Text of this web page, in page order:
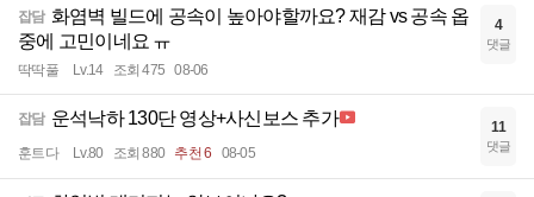
잡담 화염벽 빌드에 공속이 높아야할까요? 재감 vs 공속 옵
중에 고민이네요 ㅠ
딱딱풀 Lv.14 조회 475 08-06
4
댓글
잡담 운석낙하 130단 영상+사신보스 추가
훈트다 Lv.80 조회 880 추천 6 08-05
11
댓글